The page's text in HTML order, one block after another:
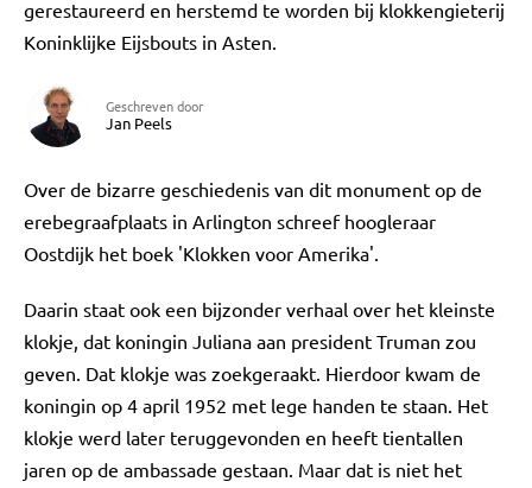
gerestaureerd en herstemd te worden bij klokkengieterij
Koninklijke Eijsbouts in Asten.
Geschreven door
Jan Peels
Over de bizarre geschiedenis van dit monument op de
erebegraafplaats in Arlington schreef hoogleraar
Oostdijk het boek 'Klokken voor Amerika'.
Daarin staat ook een bijzonder verhaal over het kleinste
klokje, dat koningin Juliana aan president Truman zou
geven. Dat klokje was zoekgeraakt. Hierdoor kwam de
koningin op 4 april 1952 met lege handen te staan. Het
klokje werd later teruggevonden en heeft tientallen
jaren op de ambassade gestaan. Maar dat is niet het